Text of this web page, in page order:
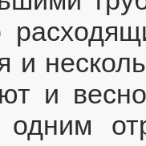
и
и